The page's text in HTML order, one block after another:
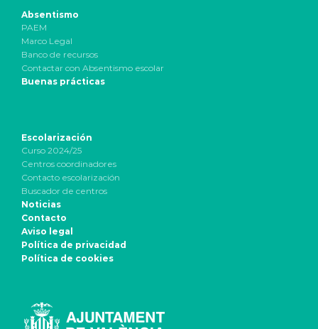
Absentismo
PAEM
Marco Legal
Banco de recursos
Contactar con Absentismo escolar
Buenas prácticas
Escolarización
Curso 2024/25
Centros coordinadores
Contacto escolarización
Buscador de centros
Noticias
Contacto
Aviso legal
Política de privacidad
Política de cookies